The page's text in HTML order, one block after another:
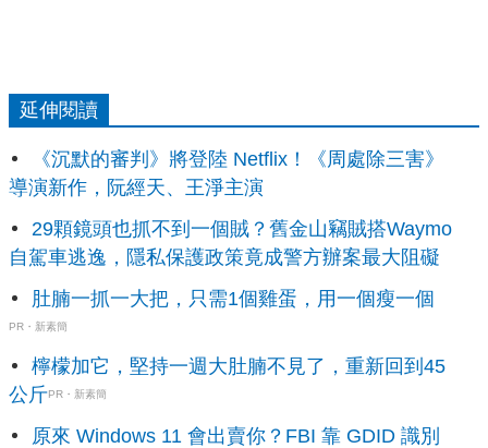
延伸閱讀
《沉默的審判》將登陸 Netflix！《周處除三害》
導演新作，阮經天、王淨主演
29顆鏡頭也抓不到一個賊？舊金山竊賊搭Waymo
自駕車逃逸，隱私保護政策竟成警方辦案最大阻礙
肚腩一抓一大把，只需1個雞蛋，用一個瘦一個
PR・新素簡
檸檬加它，堅持一週大肚腩不見了，重新回到45
公斤PR・新素簡
原來 Windows 11 會出賣你？FBI 靠 GDID 識別